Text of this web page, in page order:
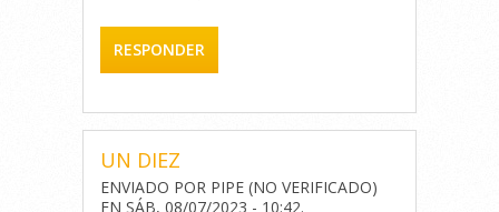
RESPONDER
UN DIEZ
ENVIADO POR PIPE (NO VERIFICADO)
EN SÁB, 08/07/2023 - 10:42.